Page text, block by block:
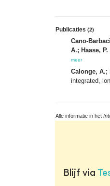
Publicaties (2)
Cano-
A.; Haase, P.
meer
Calonge, A.;
integrated,
Alle informatie in het
Blijf via